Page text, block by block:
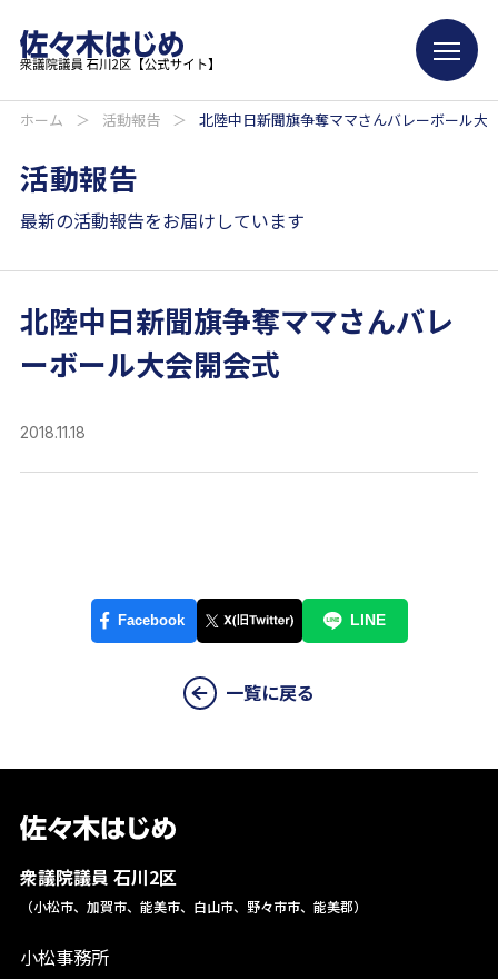
ホーム ＞ 活動報告 ＞ 北陸中日新聞旗争奪ママさんバレーボール大
活動報告
最新の活動報告をお届けしています
北陸中日新聞旗争奪ママさんバレ
ーボール大会開会式
2018.11.18
一覧に戻る
衆議院議員 石川2区
（小松市、加賀市、能美市、白山市、野々市市、能美郡）
小松事務所